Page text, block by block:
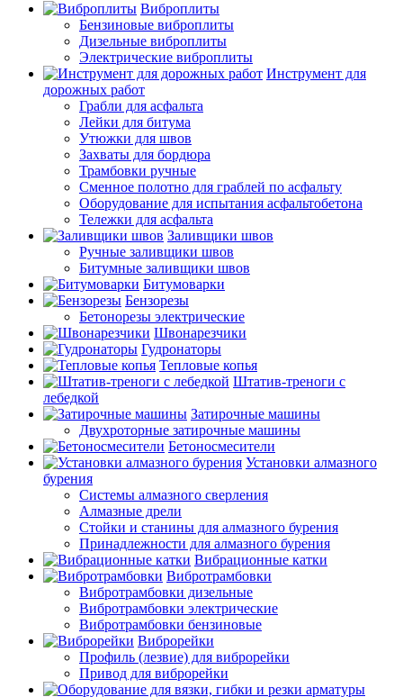
Виброплиты
Бензиновые виброплиты
Дизельные виброплиты
Электрические виброплиты
Инструмент для
дорожных работ
Грабли для асфальта
Лейки для битума
Утюжки для швов
Захваты для бордюра
Трамбовки ручные
Сменное полотно для граблей по асфальту
Оборудование для испытания асфальтобетона
Тележки для асфальта
Заливщики швов
Ручные заливщики швов
Битумные заливщики швов
Битумоварки
Бензорезы
Бетонорезы электрические
Швонарезчики
Гудронаторы
Тепловые копья
Штатив-треноги с
лебедкой
Затирочные машины
Двухроторные затирочные машины
Бетоносмесители
Установки алмазного
бурения
Системы алмазного сверления
Алмазные дрели
Стойки и станины для алмазного бурения
Принадлежности для алмазного бурения
Вибрационные катки
Вибротрамбовки
Вибротрамбовки дизельные
Вибротрамбовки электрические
Вибротрамбовки бензиновые
Виброрейки
Профиль (лезвие) для виброрейки
Привод для виброрейки